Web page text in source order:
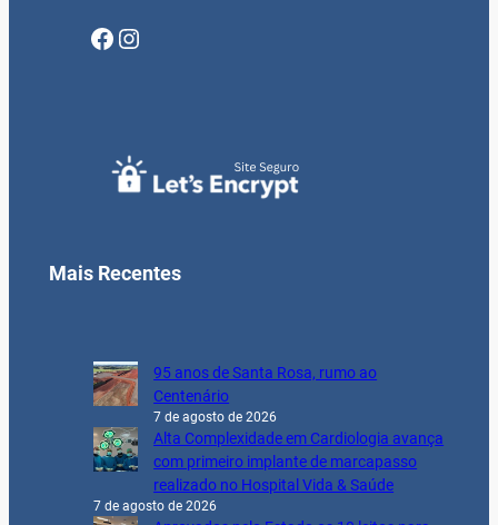
Facebook Instagram
Mais Recentes
95 anos de Santa Rosa, rumo ao
Centenário
7 de agosto de 2026
Alta Complexidade em Cardiologia avança
com primeiro implante de marcapasso
realizado no Hospital Vida & Saúde
7 de agosto de 2026